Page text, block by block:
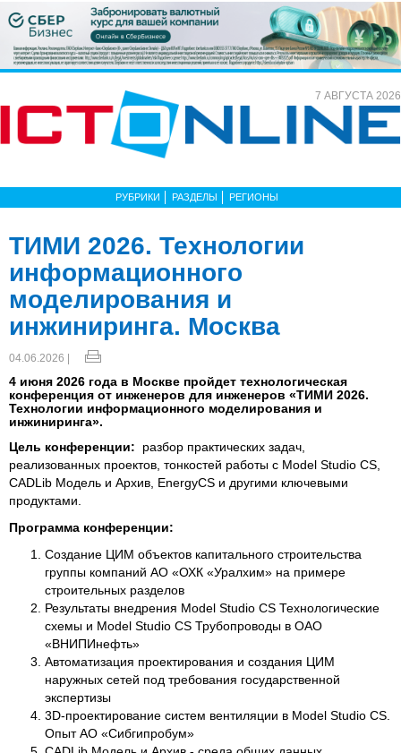
7 АВГУСТА 2026
РУБРИКИ РАЗДЕЛЫ РЕГИОНЫ
ТИМИ 2026. Технологии
информационного
моделирования и
инжиниринга. Москва
04.06.2026 |
4 июня 2026 года в Москве пройдет технологическая
конференция от инженеров для инженеров «ТИМИ 2026.
Технологии информационного моделирования и
инжиниринга».
Цель конференции: разбор практических задач,
реализованных проектов, тонкостей работы с Model Studio CS,
CADLib Модель и Архив, EnergyCS и другими ключевыми
продуктами.
Программа конференции:
Создание ЦИМ объектов капитального строительства
группы компаний АО «ОХК «Уралхим» на примере
строительных разделов
Результаты внедрения Model Studio CS Технологические
схемы и Model Studio CS Трубопроводы в ОАО
«ВНИПИнефть»
Автоматизация проектирования и создания ЦИМ
наружных сетей под требования государственной
экспертизы
3D-проектирование систем вентиляции в Model Studio CS.
Опыт АО «Сибгипробум»